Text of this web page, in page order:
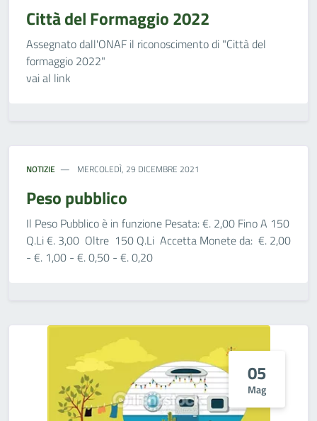
Città del Formaggio 2022
Assegnato dall'ONAF il riconoscimento di "Città del
formaggio 2022"
vai al link
NOTIZIE MERCOLEDÌ, 29 DICEMBRE 2021
Peso pubblico
Il Peso Pubblico è in funzione Pesata: €. 2,00 Fino A 150
Q.Li €. 3,00 Oltre 150 Q.Li Accetta Monete da: €. 2,00
- €. 1,00 - €. 0,50 - €. 0,20
05
Mag